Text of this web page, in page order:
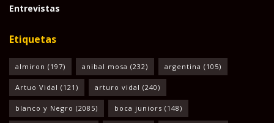
Entrevistas
Etiquetas
almiron (197) anibal mosa (232) argentina (105)
Artuo Vidal (121) arturo vidal (240)
blanco y Negro (2085) boca juniors (148)